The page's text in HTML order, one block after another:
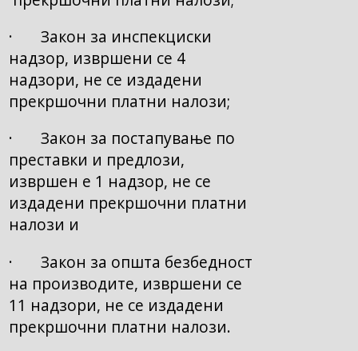
· Закон за инспекциски
надзор, извршени се 4
надзори, не се издадени
прекршочни платни налози;
· Закон за постапување по
преставки и предлози,
извршен е 1 надзор, не се
издадени прекршочни платни
налози и
· Закон за општа безбедност
на производите, извршени се
11 надзори, не се издадени
прекршочни платни налози.